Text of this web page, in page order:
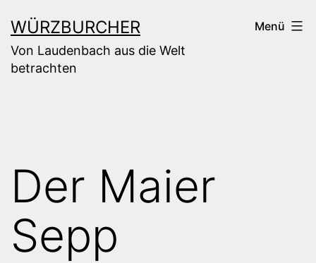
Inhalt
springen
WÜRZBURCHER
Von Laudenbach aus die Welt
betrachten
Menü
Der Maier
Sepp